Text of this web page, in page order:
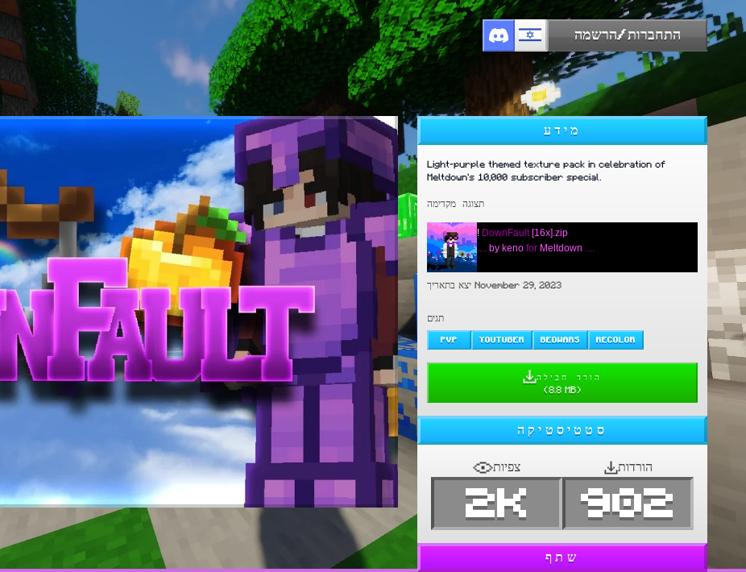
התחברות/הרשמה
מידע
Light-purple themed texture pack in celebration of
Meltdown's 10,000 subscriber special.
תצוגה מקדימה
! DownFault [16x].zip
.... by keno for Meltdown ....
יצא בתאריך November 29, 2023
תגים
PVP YOUTUBER BEDWARS RECOLOR
הורד חבילה
(8.8 MB)
סטטיסטיקה
צפיות
2K
הורדות
902
שתף